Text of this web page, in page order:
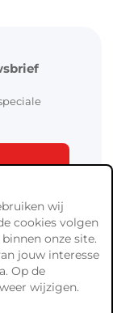
wij
cookies volgen
onze site.
jouw interesse
Op de
wijzigen.